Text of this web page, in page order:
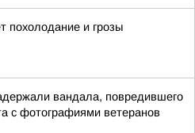
похолодание и грозы
вандала, повредившего
с фотографиями ветеранов